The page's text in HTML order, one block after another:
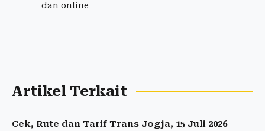
dan online
Artikel Terkait
Cek, Rute dan Tarif Trans Jogja, 15 Juli 2026